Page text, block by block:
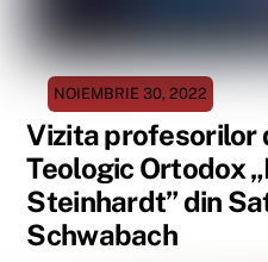
NOIEMBRIE 30, 2022
Vizita profesorilor
Teologic Ortodox
Steinhardt” din
Schwabach